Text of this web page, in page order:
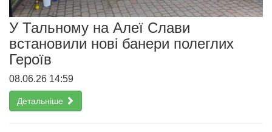
У Тальному на Алеї Слави
встановили нові банери полеглих
Героїв
08.06.26 14:59
Детальніше